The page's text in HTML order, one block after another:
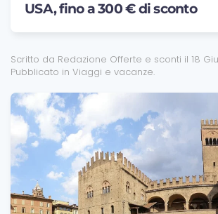
USA, fino a 300 € di sconto
Scritto da Redazione Offerte e sconti il 18
Pubblicato in Viaggi e vacanze.